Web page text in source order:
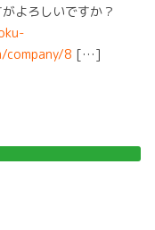
よろしいですか？
company/8 […]